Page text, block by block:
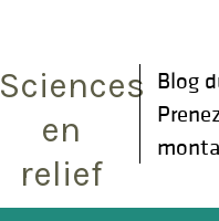
Sciences
en
relief
Blog